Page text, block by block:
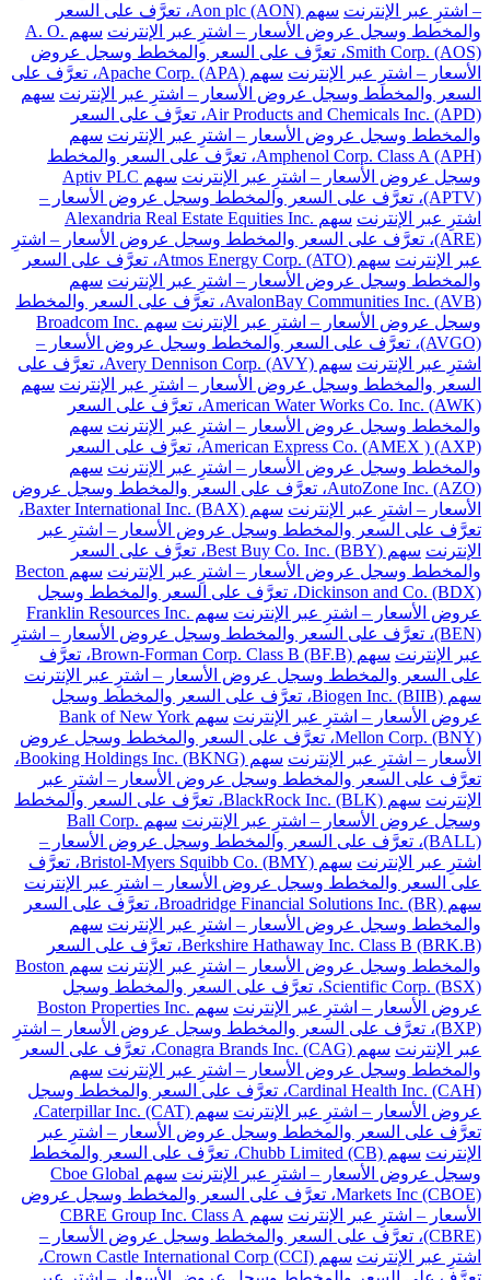
– اشترِ عبر الإنترنت
سهم Aon plc (AON)، تعرَّف على السعر
والمخطط وسجل عروض الأسعار – اشترِ عبر الإنترنت
سهم A. O.
Smith Corp. (AOS)، تعرَّف على السعر والمخطط وسجل عروض
الأسعار – اشترِ عبر الإنترنت
سهم Apache Corp. (APA)، تعرَّف على
السعر والمخطط وسجل عروض الأسعار – اشترِ عبر الإنترنت سهم
Air Products and Chemicals Inc. (APD)، تعرَّف على السعر
والمخطط وسجل عروض الأسعار – اشترِ عبر الإنترنت سهم
Amphenol Corp. Class A (APH)، تعرَّف على السعر والمخطط
وسجل عروض الأسعار – اشترِ عبر الإنترنت
سهم Aptiv PLC
(APTV)، تعرَّف على السعر والمخطط وسجل عروض الأسعار –
اشترِ عبر الإنترنت
سهم Alexandria Real Estate Equities Inc.
(ARE)، تعرَّف على السعر والمخطط وسجل عروض الأسعار – اشترِ
عبر الإنترنت
سهم Atmos Energy Corp. (ATO)، تعرَّف على السعر
والمخطط وسجل عروض الأسعار – اشترِ عبر الإنترنت سهم
AvalonBay Communities Inc. (AVB)، تعرَّف على السعر والمخطط
وسجل عروض الأسعار – اشترِ عبر الإنترنت
سهم Broadcom Inc.
(AVGO)، تعرَّف على السعر والمخطط وسجل عروض الأسعار –
اشترِ عبر الإنترنت
سهم Avery Dennison Corp. (AVY)، تعرَّف على
السعر والمخطط وسجل عروض الأسعار – اشترِ عبر الإنترنت سهم
American Water Works Co. Inc. (AWK)، تعرَّف على السعر
والمخطط وسجل عروض الأسعار – اشترِ عبر الإنترنت سهم
American Express Co. (AMEX ) (AXP)، تعرَّف على السعر
والمخطط وسجل عروض الأسعار – اشترِ عبر الإنترنت سهم
AutoZone Inc. (AZO)، تعرَّف على السعر والمخطط وسجل عروض
الأسعار – اشترِ عبر الإنترنت
سهم Baxter International Inc. (BAX)،
تعرَّف على السعر والمخطط وسجل عروض الأسعار – اشترِ عبر
الإنترنت
سهم Best Buy Co. Inc. (BBY)، تعرَّف على السعر
والمخطط وسجل عروض الأسعار – اشترِ عبر الإنترنت
سهم Becton
Dickinson and Co. (BDX)، تعرَّف على السعر والمخطط وسجل
عروض الأسعار – اشترِ عبر الإنترنت
سهم Franklin Resources Inc.
(BEN)، تعرَّف على السعر والمخطط وسجل عروض الأسعار – اشترِ
عبر الإنترنت
سهم Brown-Forman Corp. Class B (BF.B)، تعرَّف
على السعر والمخطط وسجل عروض الأسعار – اشترِ عبر الإنترنت
سهم Biogen Inc. (BIIB)، تعرَّف على السعر والمخطط وسجل
عروض الأسعار – اشترِ عبر الإنترنت
سهم Bank of New York
Mellon Corp. (BNY)، تعرَّف على السعر والمخطط وسجل عروض
الأسعار – اشترِ عبر الإنترنت
سهم Booking Holdings Inc. (BKNG)،
تعرَّف على السعر والمخطط وسجل عروض الأسعار – اشترِ عبر
الإنترنت
سهم BlackRock Inc. (BLK)، تعرَّف على السعر والمخطط
وسجل عروض الأسعار – اشترِ عبر الإنترنت
سهم Ball Corp.
(BALL)، تعرَّف على السعر والمخطط وسجل عروض الأسعار –
اشترِ عبر الإنترنت
سهم Bristol-Myers Squibb Co. (BMY)، تعرَّف
على السعر والمخطط وسجل عروض الأسعار – اشترِ عبر الإنترنت
سهم Broadridge Financial Solutions Inc. (BR)، تعرَّف على السعر
والمخطط وسجل عروض الأسعار – اشترِ عبر الإنترنت سهم
Berkshire Hathaway Inc. Class B (BRK.B)، تعرَّف على السعر
والمخطط وسجل عروض الأسعار – اشترِ عبر الإنترنت
سهم Boston
Scientific Corp. (BSX)، تعرَّف على السعر والمخطط وسجل
عروض الأسعار – اشترِ عبر الإنترنت
سهم Boston Properties Inc.
(BXP)، تعرَّف على السعر والمخطط وسجل عروض الأسعار – اشترِ
عبر الإنترنت
سهم Conagra Brands Inc. (CAG)، تعرَّف على السعر
والمخطط وسجل عروض الأسعار – اشترِ عبر الإنترنت سهم
Cardinal Health Inc. (CAH)، تعرَّف على السعر والمخطط وسجل
عروض الأسعار – اشترِ عبر الإنترنت
سهم Caterpillar Inc. (CAT)،
تعرَّف على السعر والمخطط وسجل عروض الأسعار – اشترِ عبر
الإنترنت
سهم Chubb Limited (CB)، تعرَّف على السعر والمخطط
وسجل عروض الأسعار – اشترِ عبر الإنترنت
سهم Cboe Global
Markets Inc (CBOE)، تعرَّف على السعر والمخطط وسجل عروض
الأسعار – اشترِ عبر الإنترنت
سهم CBRE Group Inc. Class A
(CBRE)، تعرَّف على السعر والمخطط وسجل عروض الأسعار –
اشترِ عبر الإنترنت
سهم Crown Castle International Corp (CCI)،